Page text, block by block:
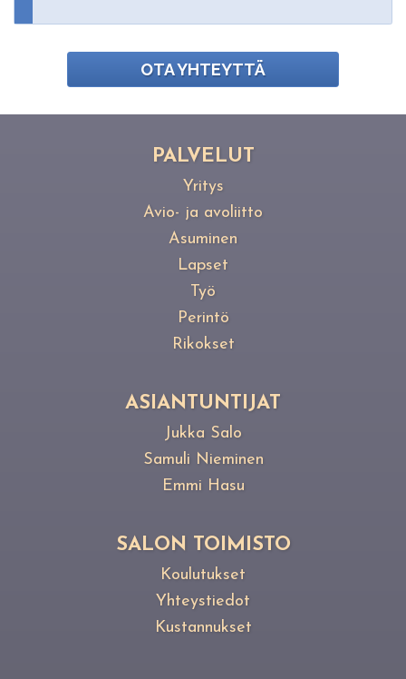
OTA YHTEYTTÄ
PAL­VE­LUT
Yritys
Avio- ja avoliitto
Asuminen
Lapset
Työ
Perintö
Rikokset
ASIANTUNTIJAT
Jukka Salo
Samuli Nieminen
Emmi Hasu
SALON TOIMISTO
Koulutukset
Yhteystiedot
Kustannukset